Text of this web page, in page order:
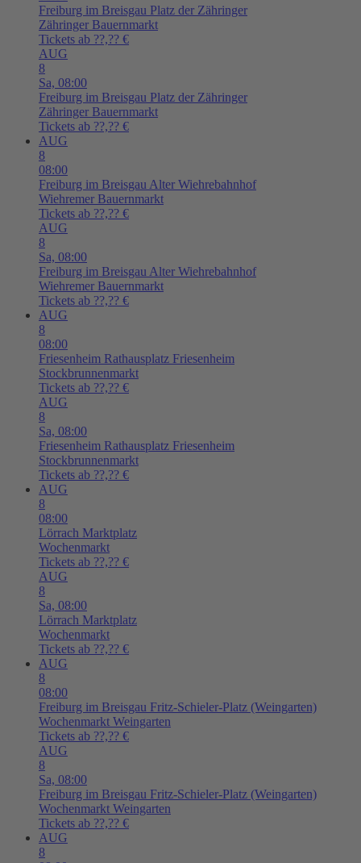
Freiburg im Breisgau Platz der Zähringer
Zähringer Bauernmarkt
Tickets ab ??,?? €
AUG
8
Sa, 08:00
Freiburg im Breisgau Platz der Zähringer
Zähringer Bauernmarkt
Tickets ab ??,?? €
AUG
8
08:00
Freiburg im Breisgau Alter Wiehrebahnhof
Wiehremer Bauernmarkt
Tickets ab ??,?? €
AUG
8
Sa, 08:00
Freiburg im Breisgau Alter Wiehrebahnhof
Wiehremer Bauernmarkt
Tickets ab ??,?? €
AUG
8
08:00
Friesenheim Rathausplatz Friesenheim
Stockbrunnenmarkt
Tickets ab ??,?? €
AUG
8
Sa, 08:00
Friesenheim Rathausplatz Friesenheim
Stockbrunnenmarkt
Tickets ab ??,?? €
AUG
8
08:00
Lörrach Marktplatz
Wochenmarkt
Tickets ab ??,?? €
AUG
8
Sa, 08:00
Lörrach Marktplatz
Wochenmarkt
Tickets ab ??,?? €
AUG
8
08:00
Freiburg im Breisgau Fritz-Schieler-Platz (Weingarten)
Wochenmarkt Weingarten
Tickets ab ??,?? €
AUG
8
Sa, 08:00
Freiburg im Breisgau Fritz-Schieler-Platz (Weingarten)
Wochenmarkt Weingarten
Tickets ab ??,?? €
AUG
8